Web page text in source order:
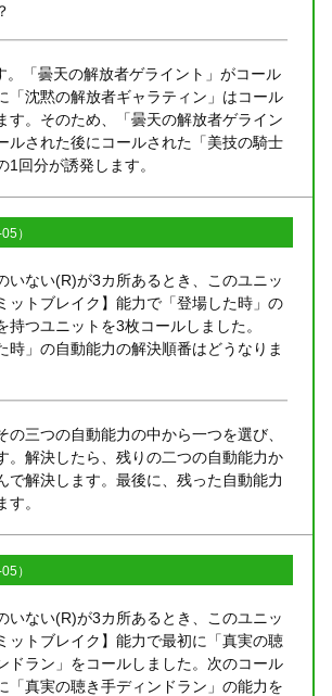
。「曇天の解放者ゲライント」がコール
「沈黙の解放者ギャラティン」はコール
す。そのため、「曇天の解放者ゲライン
ルされた後にコールされた「美技の騎士
1回分が誘発します。
）
いない(R)が3カ所あるとき、このユニッ
ットブレイク】能力で「登場した時」の
持つユニットを3枚コールしました。
時」の自動能力の解決順番はどうなりま
の三つの自動能力の中から一つを選び、
。解決したら、残りの二つの自動能力か
で解決します。最後に、残った自動能力
す。
）
いない(R)が3カ所あるとき、このユニッ
ットブレイク】能力で最初に「真実の聴
ドラン」をコールしました。次のコール
「真実の聴き手ディンドラン」の能力を